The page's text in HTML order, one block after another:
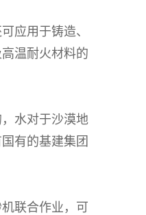
应用于铸造、
温耐火材料的
水对于沙漠地
有的基建集团
联合作业，可